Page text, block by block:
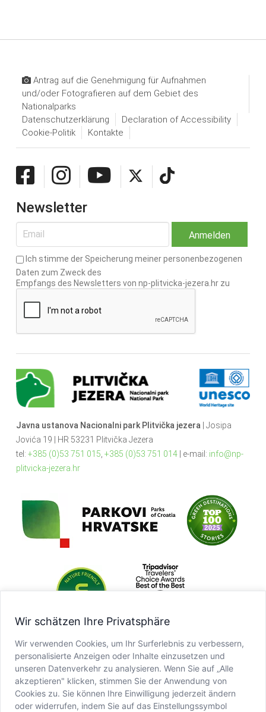
Wir schätzen Ihre Privatsphäre
Wir verwenden Cookies, um Ihr Surferlebnis zu verbessern,
personalisierte Anzeigen oder Inhalte einzusetzen und
unseren Datenverkehr zu analysieren. Wenn Sie auf „Alle
akzeptieren" klicken, stimmen Sie der Anwendung von
Cookies zu. Sie können Ihre Einwilligung jederzeit ändern
oder widerrufen, indem Sie auf das Einstellungssymbol
Antrag auf die Genehmigung für Aufnahmen
und/oder Fotografieren auf dem Gebiet des
Nationalparks
Datenschutzerklärung
Declaration of Accessibility
Cookie-Politik
Kontakte
Newsletter
Ich stimme der Speicherung meiner personenbezogenen
Daten zum Zweck des
Empfangs des Newsletters von np-plitvicka-jezera.hr zu
Javna ustanova Nacionalni park Plitvička jezera | Josipa
Jovića 19 | HR 53231 Plitvička Jezera
tel: +385 (0)53 751 015 +385 (0)53 751 014| e-mail: info@np-
plitvicka-jezera.hr